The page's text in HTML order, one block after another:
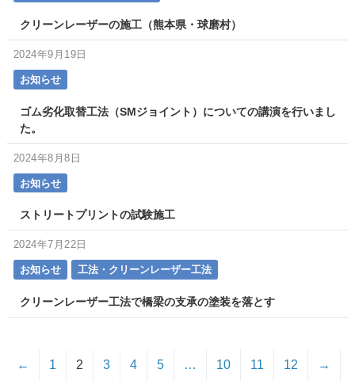
クリーンレーザーの施工（熊本県・球磨村）
2024年9月19日
お知らせ
ゴム劣化取替工法（SMジョイント）についての講演を行いまし
た。
2024年8月8日
お知らせ
ストリートプリントの試験施工
2024年7月22日
お知らせ 工法・クリーンレーザー工法
クリーンレーザー工法で橋梁の支承の塗装を落とす
← 1 2 3 4 5 … 10 11 12 →